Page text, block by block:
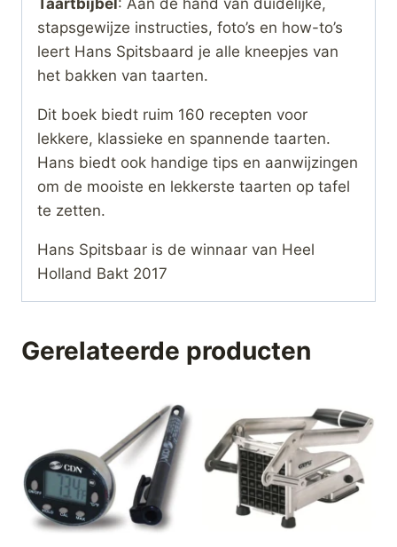
Taartbijbel: Aan de hand van duidelijke,
stapsgewijze instructies, foto’s en how-to’s
leert Hans Spitsbaard je alle kneepjes van
het bakken van taarten.
Dit boek biedt ruim 160 recepten voor
lekkere, klassieke en spannende taarten.
Hans biedt ook handige tips en aanwijzingen
om de mooiste en lekkerste taarten op tafel
te zetten.
Hans Spitsbaar is de winnaar van Heel
Holland Bakt 2017
Gerelateerde producten